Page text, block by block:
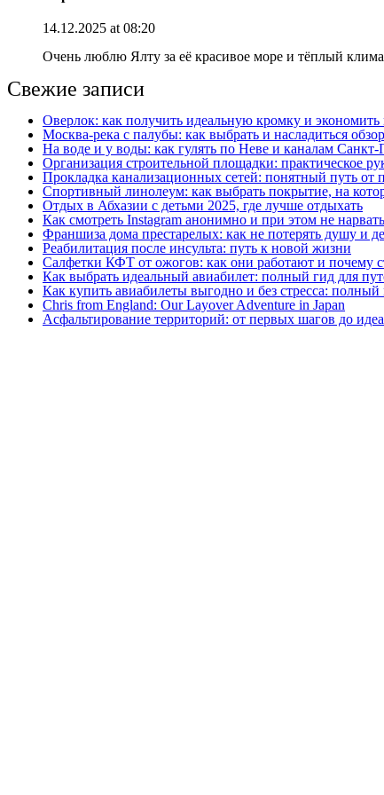
14.12.2025 at 08:20
Очень люблю Ялту за её красивое море и тёплый
Свежие записи
Оверлок: как получить идеальную кромку и экономить
Москва‑река с палубы: как выбрать и насладиться
На воде и у воды: как гулять по Неве и каналам
Организация строительной площадки: практическое
Прокладка канализационных сетей: понятный путь от
Спортивный линолеум: как выбрать покрытие, на
Отдых в Абхазии с детьми 2025, где лучше отдыхать
Как смотреть Instagram анонимно и при этом не
Франшиза дома престарелых: как не потерять душу и
Реабилитация после инсульта: путь к новой жизни
Салфетки КФТ от ожогов: как они работают и почему
Как выбрать идеальный авиабилет: полный гид для
Как купить авиабилеты выгодно и без стресса:
Chris from England: Our Layover Adventure in Japan
Асфальтирование территорий: от первых шагов до